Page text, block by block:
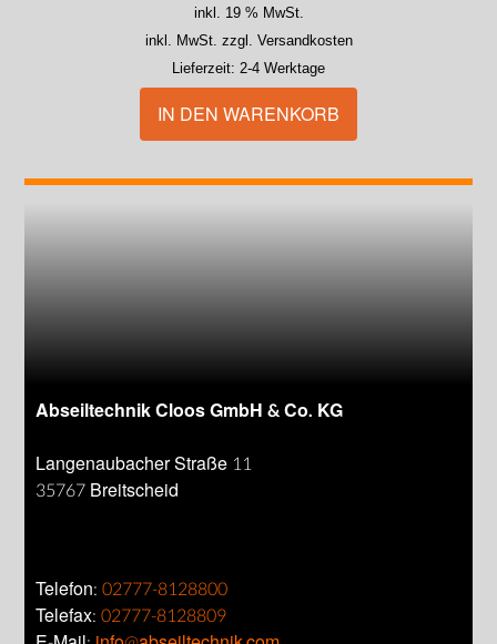
inkl. 19 % MwSt.
inkl. MwSt. zzgl. Versandkosten
Lieferzeit: 2-4 Werktage
IN DEN WARENKORB
Abseiltechnik Cloos GmbH & Co. KG
Langenaubacher Straße 11
35767 Breitscheid
Telefon:02777-8128800
Telefax:02777-8128809